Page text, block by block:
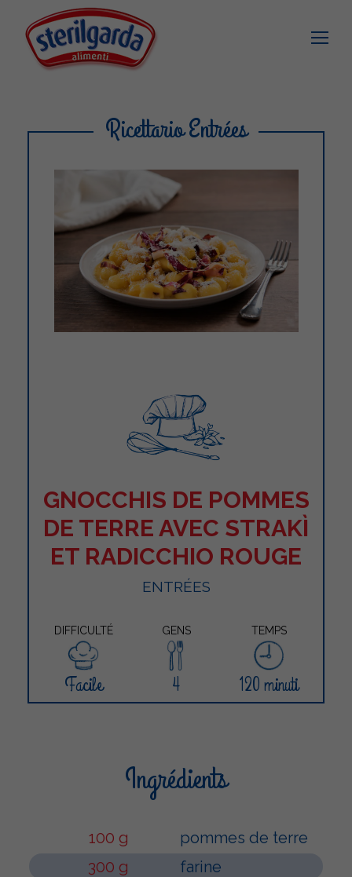
Ricettario Entrées
GNOCCHIS DE POMMES
DE TERRE AVEC STRAKÌ
ET RADICCHIO ROUGE
ENTRÉES
DIFFICULTÉ GENS TEMPS
Facile 4 120 minuti
Ingrédients
100 g
pommes de terre
300 g
farine